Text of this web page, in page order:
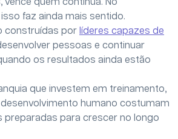
faz ainda mais sentido.
construídas por líderes capazes de
pessoas e continuar
os resultados ainda estão
que investem em treinamento,
humano costumam
preparadas para crescer no longo